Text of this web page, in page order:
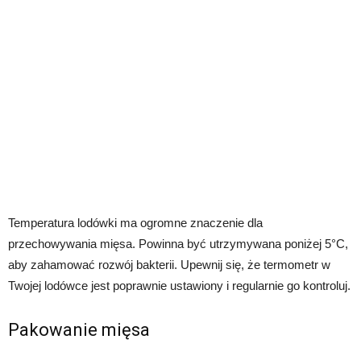
Temperatura lodówki ma ogromne znaczenie dla
przechowywania mięsa. Powinna być utrzymywana poniżej 5°C,
aby zahamować rozwój bakterii. Upewnij się, że termometr w
Twojej lodówce jest poprawnie ustawiony i regularnie go kontroluj.
Pakowanie mięsa